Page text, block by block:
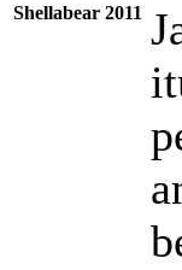
Shellabear 2011